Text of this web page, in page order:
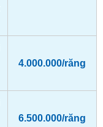
4.000.000/răng
6.500.000/răng